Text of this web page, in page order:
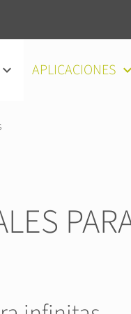
APLICACIONES